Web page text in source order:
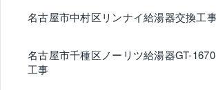
名古屋市中村区リンナイ給湯器交換工
名古屋市千種区ノーリツ給湯器GT-
工事